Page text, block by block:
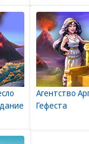
Агентство
Гефеста